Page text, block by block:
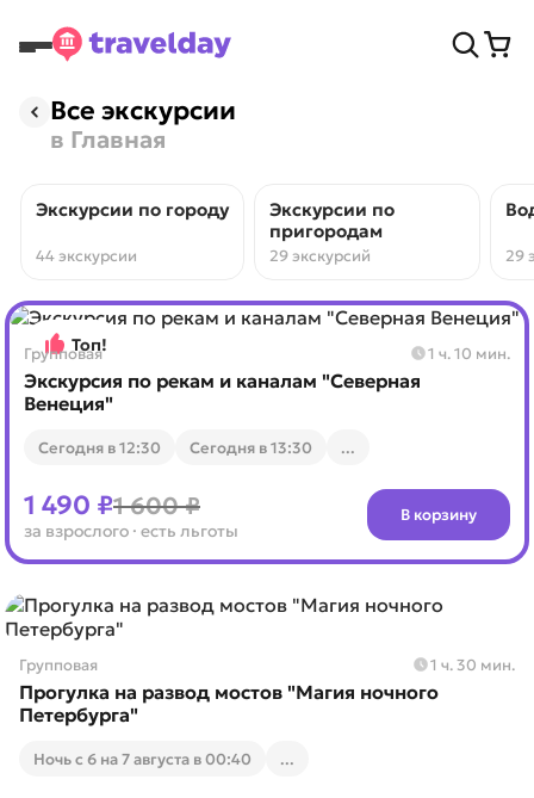
Все экскурсии
в Главная
Экскурсии по городу
44 экскурсии
Экскурсии по
пригородам
29 экскурсий 29
Топ!
Групповая 1 ч. 10 мин.
Экскурсия по рекам и каналам "Северная
Венеция"
Cегодня в 12:30 Cегодня в 13:30 ...
1 490 ₽1 600 ₽
за взрослого · есть льготы
В корзину
Групповая 1 ч. 30 мин.
Прогулка на развод мостов "Магия ночного
Петербурга"
Ночь с 6 на 7 августа в 00:40 ...